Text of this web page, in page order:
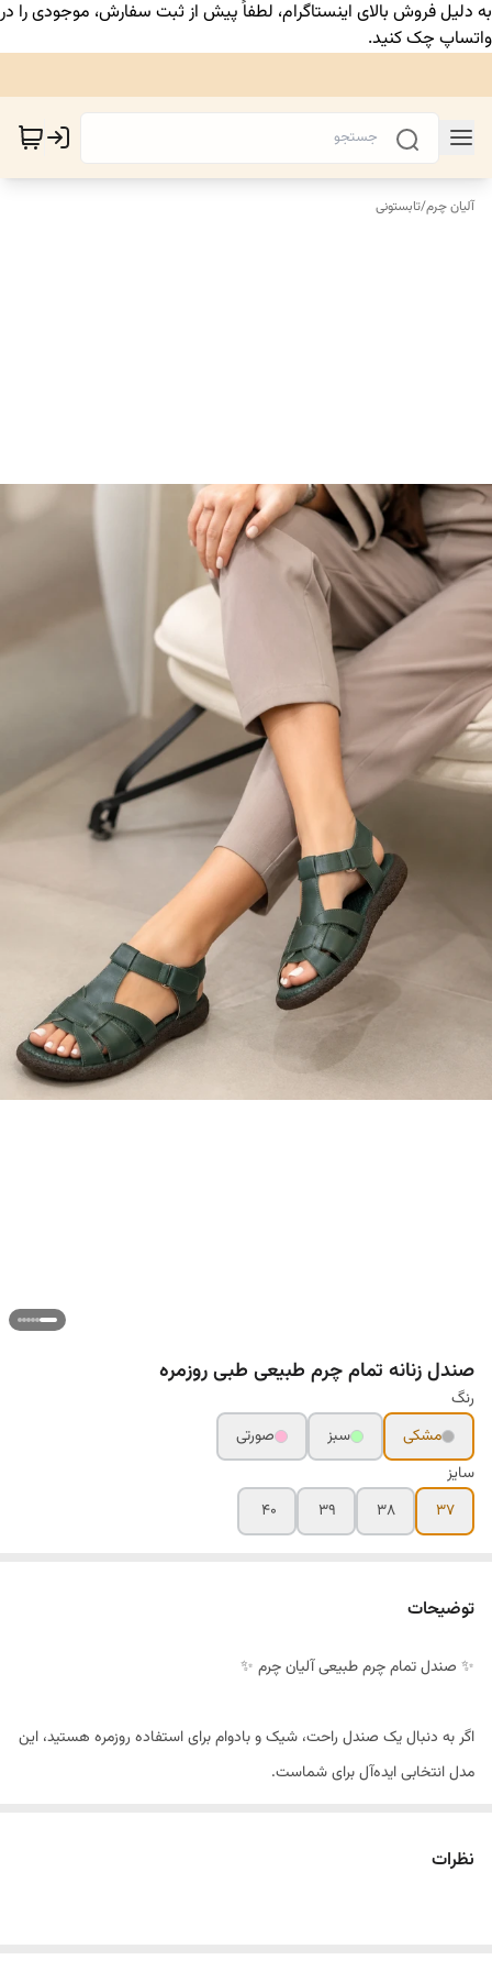
به دلیل فروش بالای اینستاگرام، لطفاً پیش از ثبت سفارش، موجودی را در
واتساپ چک کنید.
آلیان چرم/تابستونی
صندل زنانه تمام چرم طبیعی طبی روزمره
رنگ
مشکی
سبز
صورتی
سایز
۳۷
۳۸ ۳۹ ۴۰
توضیحات
✨ صندل تمام چرم طبیعی آلیان چرم ✨
اگر به دنبال یک صندل راحت، شیک و بادوام برای استفاده روزمره هستید، این
مدل انتخابی ایده‌آل برای شماست.
نظرات